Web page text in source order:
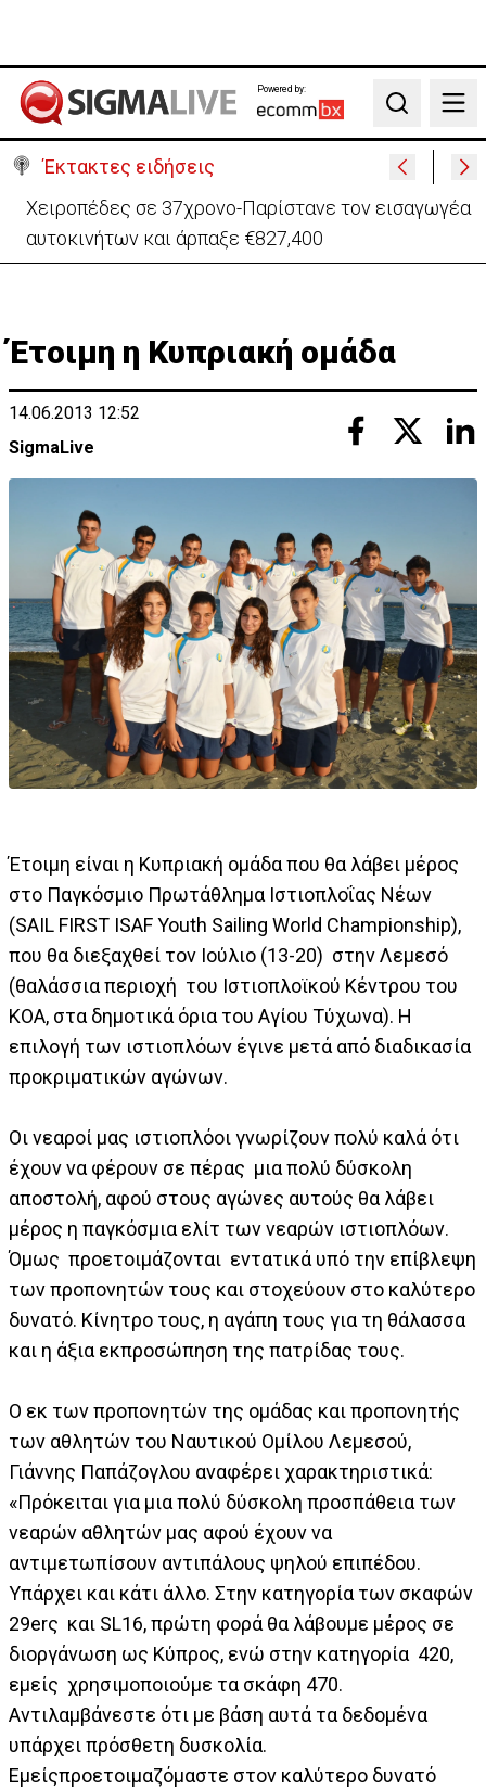
Powered by:
Search
Έκτακτες ειδήσεις
ΠτΔ προς νέα μέλη Κυβέρνησης: Μηδενική πίστωση
χρόνου-Δουλειά 24 ώρες το 24ωρο
Έτοιμη η Κυπριακή ομάδα
14.06.2013 12:52
SigmaLive
Έτοιμη είναι η Κυπριακή ομάδα που θα λάβει μέρος
στο Παγκόσμιο Πρωτάθλημα Ιστιοπλοΐας Νέων
(SAIL FIRST ISAF Youth Sailing World Championship),
που θα διεξαχθεί τον Ιούλιο (13-20) στην Λεμεσό
(θαλάσσια περιοχή του Ιστιοπλοϊκού Κέντρου του
ΚΟΑ, στα δημοτικά όρια του Αγίου Τύχωνα). Η
επιλογή των ιστιοπλόων έγινε μετά από διαδικασία
προκριματικών αγώνων.
Οι νεαροί μας ιστιοπλόοι γνωρίζουν πολύ καλά ότι
έχουν να φέρουν σε πέρας μια πολύ δύσκολη
αποστολή, αφού στους αγώνες αυτούς θα λάβει
μέρος η παγκόσμια ελίτ των νεαρών ιστιοπλόων.
Όμως προετοιμάζονται εντατικά υπό την επίβλεψη
των προπονητών τους και στοχεύουν στο καλύτερο
δυνατό. Κίνητρο τους, η αγάπη τους για τη θάλασσα
και η άξια εκπροσώπηση της πατρίδας τους.
Ο εκ των προπονητών της ομάδας και προπονητής
των αθλητών του Ναυτικού Ομίλου Λεμεσού,
Γιάννης Παπάζογλου αναφέρει χαρακτηριστικά:
«Πρόκειται για μια πολύ δύσκολη προσπάθεια των
νεαρών αθλητών μας αφού έχουν να
αντιμετωπίσουν αντιπάλους ψηλού επιπέδου.
Υπάρχει και κάτι άλλο. Στην κατηγορία των σκαφών
29erς και SL16, πρώτη φορά θα λάβουμε μέρος σε
διοργάνωση ως Κύπρος, ενώ στην κατηγορία 420,
εμείς χρησιμοποιούμε τα σκάφη 470.
Αντιλαμβάνεστε ότι με βάση αυτά τα δεδομένα
υπάρχει πρόσθετη δυσκολία.
Εμείςπροετοιμαζόμαστε στον καλύτερο δυνατό